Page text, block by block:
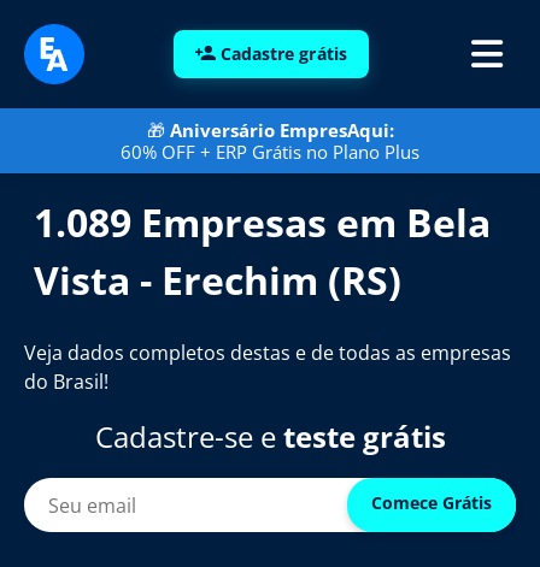
Cadastre grátis
🎁 Aniversário EmpresAqui:
60% OFF + ERP Grátis no Plano Plus
1.089 Empresas em Bela
Vista - Erechim (RS)
Veja dados completos destas e de todas as empresas
do Brasil!
Cadastre-se eteste grátis
Comece Grátis